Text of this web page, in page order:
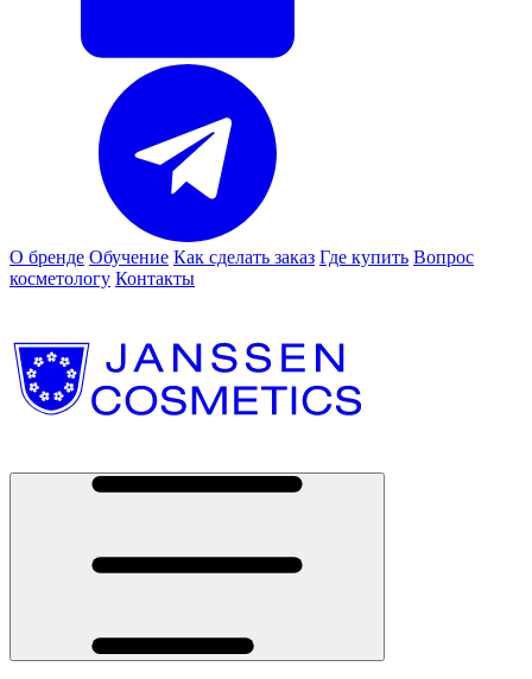
О бренде Обучение Как сделать заказ Где купить Вопрос
косметологу Контакты